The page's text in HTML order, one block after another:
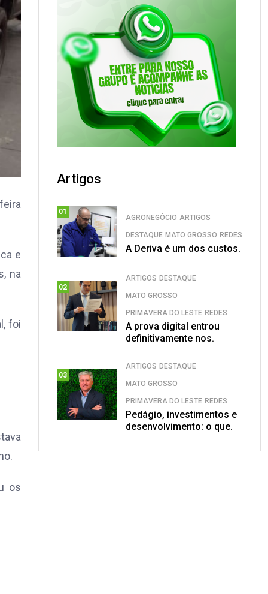
e
na
foi
os
Artigos
01
AGRONEGÓCIO ARTIGOS
DESTAQUE MATO GROSSO REDES
A Deriva é um dos custos.
02
ARTIGOS DESTAQUE
MATO GROSSO
PRIMAVERA DO LESTE REDES
A prova digital entrou
definitivamente nos.
03
ARTIGOS DESTAQUE
MATO GROSSO
PRIMAVERA DO LESTE REDES
Pedágio, investimentos e
desenvolvimento: o que.